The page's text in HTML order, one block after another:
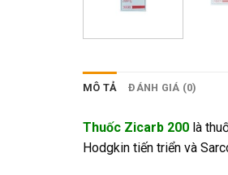
MÔ TẢ ĐÁNH GIÁ (0)
Thuốc Zicarb 200 là
Hodgkin tiến triển và